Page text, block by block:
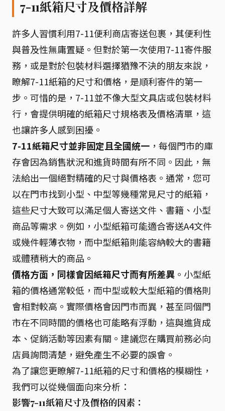
7-11紙箱尺寸及價格詳解
許多人習慣利用7-11便利商店寄送包裹，其便利性
與普及性無庸置疑。但對於第一次使用7-11寄件服
務，或是對於包裝材料選擇猶豫不決的朋友來說，
瞭解7-11紙箱的尺寸和價格，是順利寄件的第一
步。可惜的是，7-11並不像大型文具店或包裝材料
行，會提供明確的紙箱尺寸規格表及價格清單，這
也讓許多人感到困擾。
7-11紙箱尺寸並非固定且全國統一 ，每個門市的庫
存會因為銷售狀況和進貨時間有所不同。因此，無
法給出一個絕對精確的尺寸與價格表。通常，您可
以在門市找到小型、中型等幾種常見尺寸的紙箱，
這些尺寸大致可以滿足個人寄送文件、書籍、小型
商品等需求。例如，小型紙箱可能適合寄送A4文件
或幾件輕薄衣物，而中型紙箱則能容納較大的書籍
或體積稍大的商品。
價格方面，同樣會因紙箱尺寸而有所差異 。小型紙
箱的價格通常較低，而中型或較大型紙箱的價格則
會相對較高。實際價格會因門市而異，甚至同個門
市在不同時間的價格也可能略有浮動，這與進貨成
本、促銷活動等因素有關。建議您在購買前務必向
店員詢問清楚，避免產生不必要的誤會。
為了讓您更瞭解7-11紙箱的尺寸和價格的模糊性，
我們可以從幾個面向來分析：
影響7-11紙箱尺寸及價格的因素：